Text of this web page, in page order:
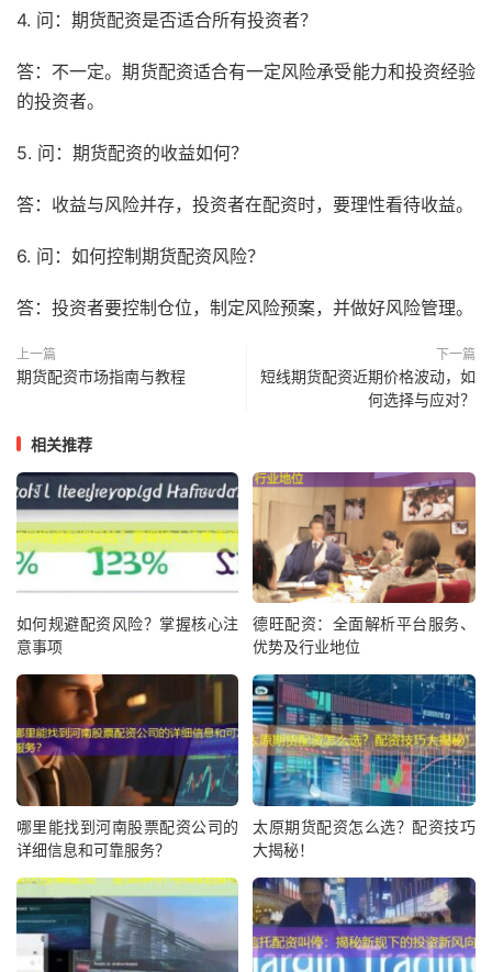
4. 问：期货配资是否适合所有投资者？
答：不一定。期货配资适合有一定风险承受能力和投资经验
的投资者。
5. 问：期货配资的收益如何？
答：收益与风险并存，投资者在配资时，要理性看待收益。
6. 问：如何控制期货配资风险？
答：投资者要控制仓位，制定风险预案，并做好风险管理。
上一篇
期货配资市场指南与教程
下一篇
短线期货配资近期价格波动，如
何选择与应对？
相关推荐
如何规避配资风险？掌握核心注
意事项
德旺配资：全面解析平台服务、
优势及行业地位
哪里能找到河南股票配资公司的
详细信息和可靠服务？
太原期货配资怎么选？配资技巧
大揭秘！